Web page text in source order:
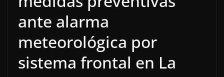
ante alarma
meteorológica por
sistema frontal en La